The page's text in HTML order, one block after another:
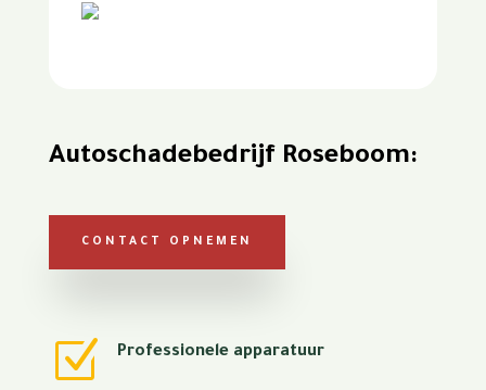
Autoschadebedrijf Roseboom:
CONTACT OPNEMEN
Z Professionele apparatuur